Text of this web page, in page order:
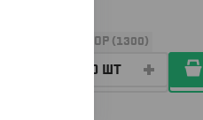
КОР (1300)